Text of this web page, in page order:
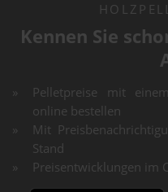
Kennen Sie
Pelletpreise mit
online bestellen
Mit
Stand
Preisentwicklungen im